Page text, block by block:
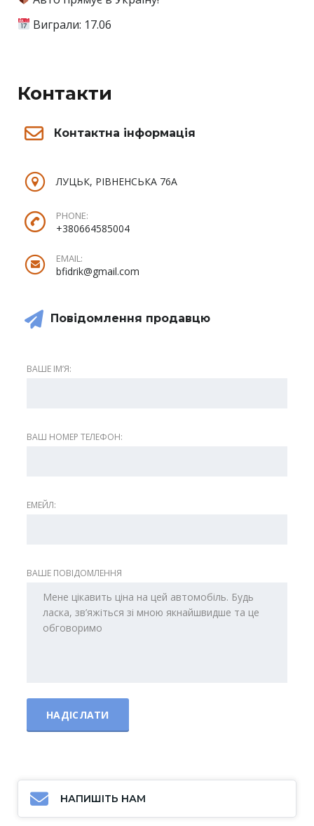
Виграли: 17.06
Контакти
Контактна інформація
ЛУЦЬК, РІВНЕНСЬКА 76А
PHONE:
+380664585004
EMAIL:
bfidrik@gmail.com
Повідомлення продавцю
ВАШЕ ІМʼЯ:
ВАШ НОМЕР ТЕЛЕФОН:
ЕМЕЙЛ:
ВАШЕ ПОВІДОМЛЕННЯ
НАПИШІТЬ НАМ